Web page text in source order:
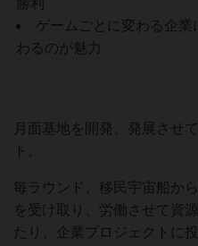
勝利
ゲームごとに変わる企
わるのが魅力
月面基地を開発、発展させ
ト。
毎ラウンド、移民宇宙船か
を受け取り、労働させて資
たり、企業プロジェクトに